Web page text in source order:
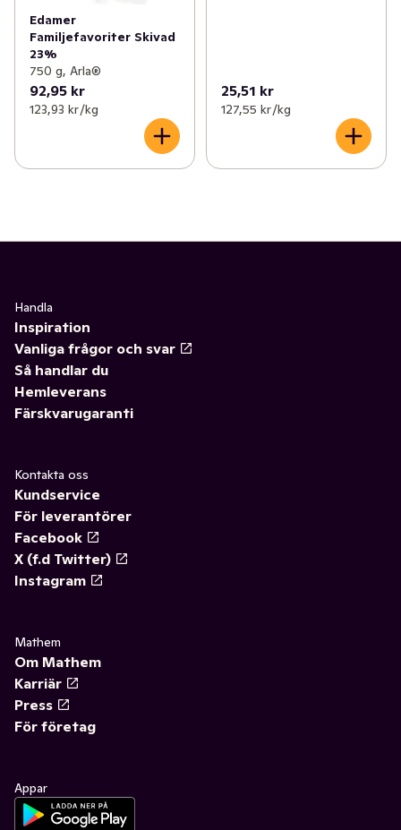
Edamer
Familjefavoriter Skivad
23%
750 g, Arla®
92,95 kr
123,93 kr /kg
25,51 kr
127,55 kr /kg
Handla
Inspiration
Vanliga frågor och svar
Så handlar du
Hemleverans
Färskvarugaranti
Kontakta oss
Kundservice
För leverantörer
Facebook
X (f.d Twitter)
Instagram
Mathem
Om Mathem
Karriär
Press
För företag
Appar